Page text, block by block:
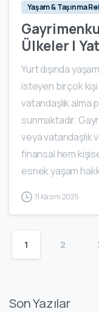
Yaşam & Taşınma
Ülkeler |
Yurt dışında
isteyen birçok kişi
vatandaşlık alma
sunmaktadır.
veya vatandaşlık
finansal hem
esnek yaşam
11 Kasım 2025
1 2
Son Yazılar